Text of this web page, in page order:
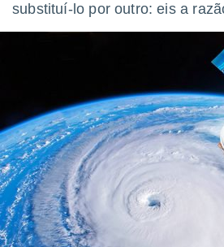
e
forma
recolhidas
ou
permite-
a nossa
de alta
ACEITAR
E
CONTINUAR
substituí-lo por outro: eis a